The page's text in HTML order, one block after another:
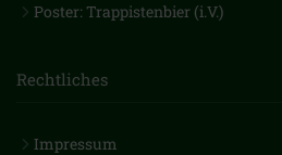
Poster: Trappistenbier (i.V.)
Rechtliches
Impressum